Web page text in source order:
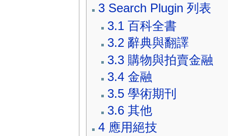
3 Search Plugin 列表
3.1 百科全書
3.2 辭典與翻譯
3.3 購物與拍賣金融
3.4 金融
3.5 學術期刊
3.6 其他
4 應用絕技